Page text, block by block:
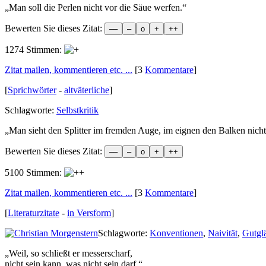
„Man soll die Perlen nicht vor die Säue werfen.“
Bewerten Sie dieses Zitat:
1274 Stimmen:
Zitat mailen, kommentieren etc. ... [3 Kommentare]
[Sprichwörter- altväterliche]
Schlagworte: Selbstkritik
„Man sieht den Splitter im fremden Auge, im eignen den Balken
Bewerten Sie dieses Zitat:
5100 Stimmen:
Zitat mailen, kommentieren etc. ... [3 Kommentare]
[Literaturzitate - in Versform]
Schlagworte: Konventionen, Naivität,
„Weil, so schließt er messerscharf,
nicht sein kann, was nicht sein darf.“